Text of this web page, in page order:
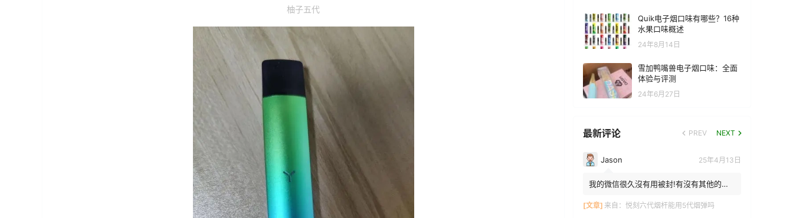
柚子五代
Quik电子烟口味有哪些？16种
水果口味概述
24年8月14日
雪加鸭嘴兽电子烟口味：全面
体验与评测
24年6月27日
最新评论 PREV NEXT
Jason 25年4月13日
我的微信很久沒有用被封!有沒有其他的方
[文章] 来自： 悦刻六代烟杆能用5代烟弹吗